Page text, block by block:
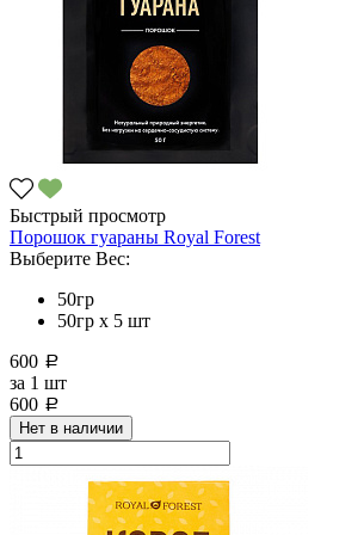
Быстрый просмотр
Порошок гуараны Royal Forest
Выберите Вес:
50гр
50гр х 5 шт
600 a
за 1 шт
600 a
Нет в наличии